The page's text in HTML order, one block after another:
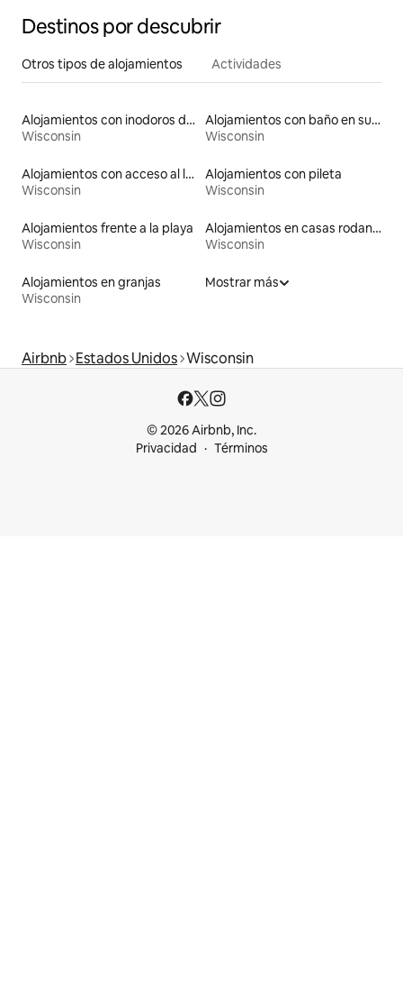
Destinos por descubrir
Otros tipos de alojamientos Actividades
Alojamientos con inodoros de altura accesible
Wisconsin
Alojamientos con baño en suite
Wisconsin
Alojamientos con acceso al lago
Wisconsin
Alojamientos con pileta
Wisconsin
Alojamientos frente a la playa
Wisconsin
Alojamientos en casas rodantes
Wisconsin
Alojamientos en granjas
Wisconsin
Mostrar más
Airbnb Estados Unidos Wisconsin
© 2026 Airbnb, Inc.
Privacidad
Términos